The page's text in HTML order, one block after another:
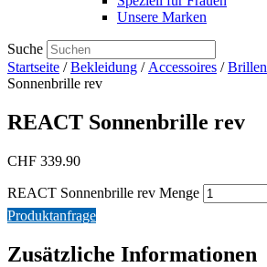
Unsere Marken
Suche
Startseite /Bekleidung / Accessoires /Brillen
Sonnenbrille rev
REACT Sonnenbrille rev
CHF 339.90
REACT Sonnenbrille rev Menge
Produktanfrage
Zusätzliche Informationen